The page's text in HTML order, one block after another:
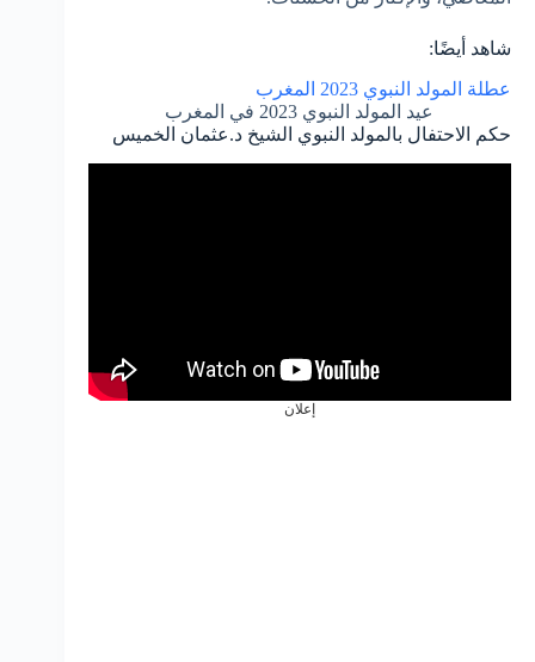
شاهد أيضًا:
عطلة المولد النبوي 2023 المغرب
عيد المولد النبوي 2023 في المغرب
حكم الاحتفال بالمولد النبوي الشيخ د.عثمان الخميس
إعلان